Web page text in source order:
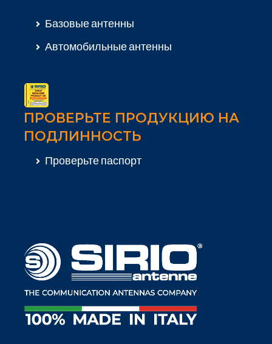
Базовые антенны
Автомобильные антенны
ПРОВЕРЬТЕ ПРОДУКЦИЮ НА
ПОДЛИННОСТЬ
Проверьте паспорт